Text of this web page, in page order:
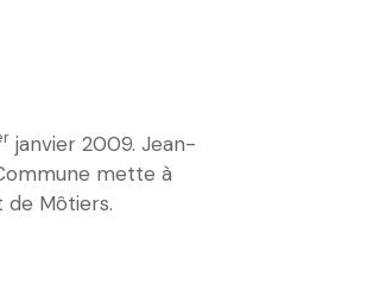
janvier 2009. Jean-
mette à
de Môtiers.